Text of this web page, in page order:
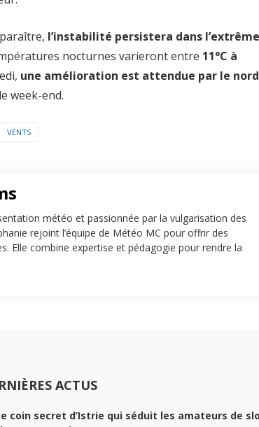
l’instabilité persistera dans
nocturnes varieront entre 11°C à
une amélioration est attendue par le nord
week-end.
VENTS
météo et passionnée par la vulgarisation des
rejoint l’équipe de Météo MC pour offrir des
Elle combine expertise et pédagogie pour rendre la
ACTUS
coin secret d’Istrie qui séduit les amateurs de